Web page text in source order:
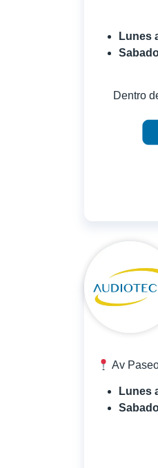
Lunes
Dentro
Av
Lunes